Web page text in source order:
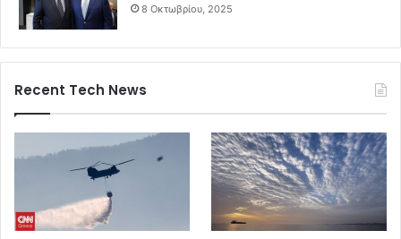
8 Οκτωβρίου, 2025
Recent Tech News